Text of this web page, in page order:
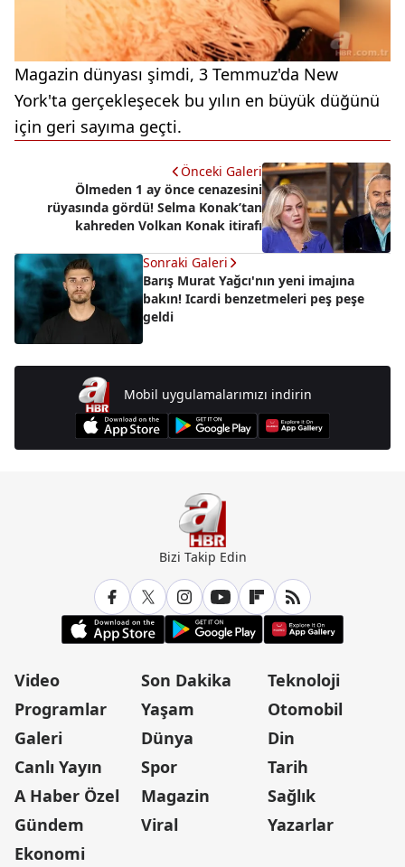
Magazin dünyası şimdi, 3 Temmuz'da New
York'ta gerçekleşecek bu yılın en büyük düğünü
için geri sayıma geçti.
Önceki Galeri
Ölmeden 1 ay önce cenazesini
rüyasında gördü! Selma Konak’tan
kahreden Volkan Konak itirafı
Sonraki Galeri
Barış Murat Yağcı'nın yeni imajına
bakın! Icardi benzetmeleri peş peşe
geldi
Mobil uygulamalarımızı indirin
Bizi Takip Edin
Video
Programlar
Galeri
Canlı Yayın
A Haber Özel
Gündem
Ekonomi
Son Dakika
Yaşam
Dünya
Spor
Magazin
Viral
Teknoloji
Otomobil
Din
Tarih
Sağlık
Yazarlar